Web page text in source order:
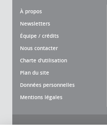
À propos
Newsletters
Équipe / crédits
Nous contacter
Charte d'utilisation
Plan du site
Données personnelles
Mentions légales